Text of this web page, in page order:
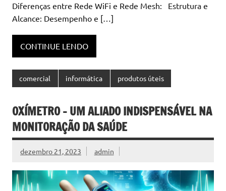
Diferenças entre Rede WiFi e Rede Mesh: Estrutura e
Alcance: Desempenho e […]
CONTINUE LENDO
comercial informática produtos úteis
OXÍMETRO – UM ALIADO INDISPENSÁVEL NA
MONITORAÇÃO DA SAÚDE
dezembro 21, 2023 admin